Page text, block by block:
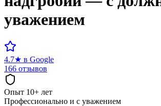
уважением
4.7★ в Google
166 отзывов
Опыт 10+ лет
Профессионально и с уважением